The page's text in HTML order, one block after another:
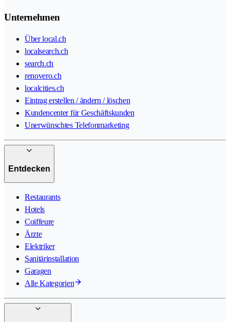
Unternehmen
Über local.ch
localsearch.ch
search.ch
renovero.ch
localcities.ch
Eintrag erstellen / ändern / löschen
Kundencenter für Geschäftskunden
Unerwünschtes Telefonmarketing
Entdecken
Restaurants
Hotels
Coiffeure
Ärzte
Elektriker
Sanitärinstallation
Garagen
Alle Kategorien